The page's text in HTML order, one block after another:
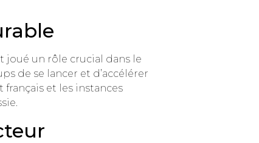
joué un rôle crucial dans le
de se lancer et d’accélérer
et les instances